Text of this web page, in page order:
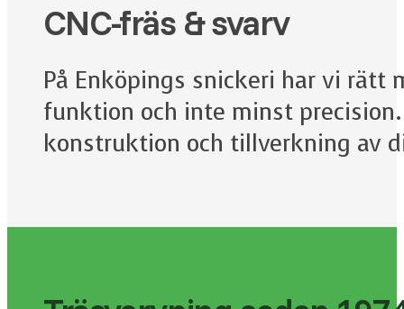
CNC-fräs & svarv
På Enköpings snickeri har vi
funktion och inte minst
konstruktion och tillverkning av